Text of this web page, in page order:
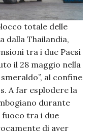
totale delle
dalla Thailandia,
tra i due Paesi
il 28 maggio nella
al confine
A far esplodere la
durante
fuoco tra i due
di aver